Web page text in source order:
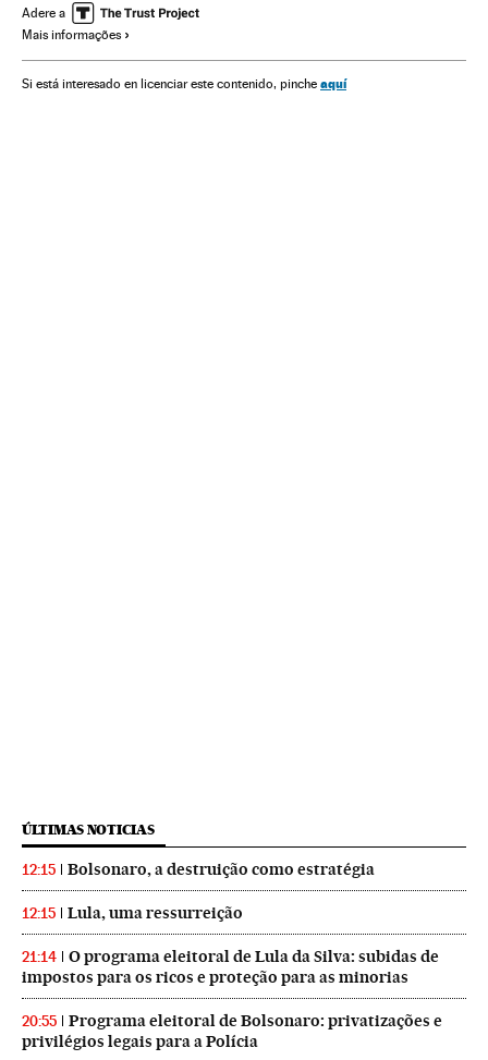
América Latina América
Copa América
Adere a
Mais informações
Si está interesado en licenciar este contenido, pinche aquí
ÚLTIMAS NOTICIAS
12:15 Bolsonaro, a destruição como estratégia
12:15 Lula, uma ressurreição
21:14
O programa eleitoral de Lula da Silva: subidas de
impostos para os ricos e proteção para as minorias
20:55
Programa eleitoral de Bolsonaro: privatizações e
privilégios legais para a Polícia